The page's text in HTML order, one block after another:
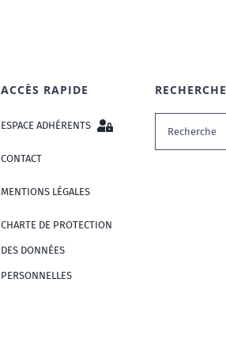
ACCÈS RAPIDE
ESPACE ADHÉRENTS
CONTACT
MENTIONS LÉGALES
CHARTE DE PROTECTION
DES DONNÉES
PERSONNELLES
RECHERCHE
Rechercher: